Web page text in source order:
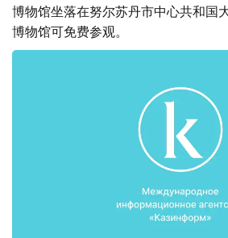
博物馆坐落在努尔苏丹市中心共和国
博物馆可免费参观。